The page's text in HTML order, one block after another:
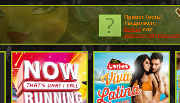
Привет Гость!
Ты должен:
Войти или
зарегистрироваться